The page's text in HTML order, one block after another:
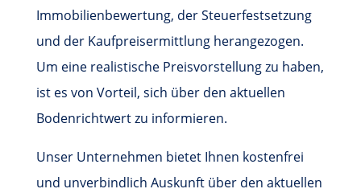
Immobilienbewertung, der Steuerfestsetzung
und der Kaufpreisermittlung herangezogen.
Um eine realistische Preisvorstellung zu haben,
ist es von Vorteil, sich über den aktuellen
Bodenrichtwert zu informieren.
Unser Unternehmen bietet Ihnen kostenfrei
und unverbindlich Auskunft über den aktuellen